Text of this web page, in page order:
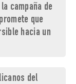
campaña de
que
hacia un
del